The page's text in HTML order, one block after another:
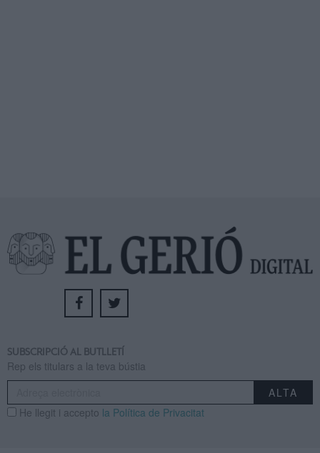
SUBSCRIPCIÓ AL BUTLLETÍ
Rep els titulars a la teva bústia
He llegit i accepto la Política de Privacitat